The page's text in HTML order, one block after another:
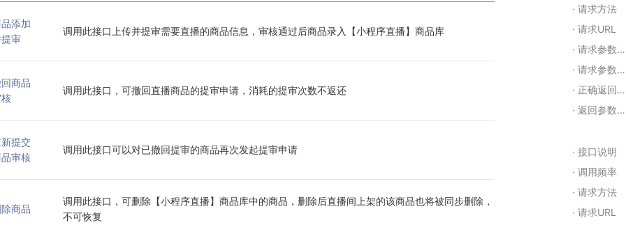
添加
审
调用此接口上传并提审需要直播的商品信息，审核通过后商品录入【小程序直播】商品库
商品
调用此接口，可撤回直播商品的提审申请，消耗的提审次数不返还
提交
审核
调用此接口可以对已撤回提审的商品再次发起提审申请
商品
调用此接口，可删除【小程序直播】商品库中的商品，删除后直播间上架的该商品也将被同步删除，
不可恢复
请求方法
请求URL
请求参数示例： json
请求参数含义
正确返回示例
返回参数含义
接口说明
调用频率
请求方法
请求URL